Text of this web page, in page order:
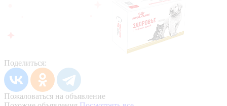
Поделиться:
Пожаловаться на объявление